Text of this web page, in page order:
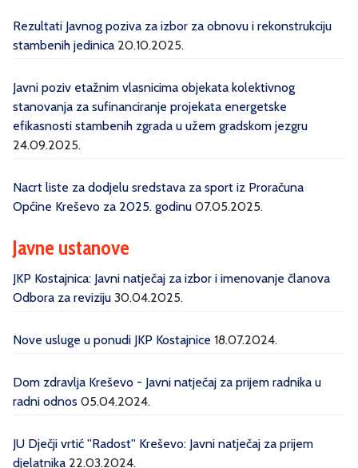
Rezultati Javnog poziva za izbor za obnovu i rekonstrukciju
stambenih jedinica 20.10.2025.
Javni poziv etažnim vlasnicima objekata kolektivnog
stanovanja za sufinanciranje projekata energetske
efikasnosti stambenih zgrada u užem gradskom jezgru
24.09.2025.
Nacrt liste za dodjelu sredstava za sport iz Proračuna
Općine Kreševo za 2025. godinu 07.05.2025.
Javne ustanove
JKP Kostajnica: Javni natječaj za izbor i imenovanje članova
Odbora za reviziju 30.04.2025.
Nove usluge u ponudi JKP Kostajnice 18.07.2024.
Dom zdravlja Kreševo - Javni natječaj za prijem radnika u
radni odnos 05.04.2024.
JU Dječji vrtić ''Radost'' Kreševo: Javni natječaj za prijem
djelatnika 22.03.2024.